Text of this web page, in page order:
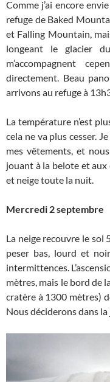
Comme j’ai encore
refuge de Baked
et Falling Mountain,
longeant le glacier
m’accompagnent
directement. Beau
arrivons au refuge à
La température n’est
cela ne va plus cesser.
mes vêtements, et
jouant à la belote et aux
et neige toute la nuit.
Mercredi 2 septembre
La neige recouvre le sol
peser bas, lourd et
intermittences.
mètres, mais le bord de
cratère à 1300 mètres)
Nous déciderons dans